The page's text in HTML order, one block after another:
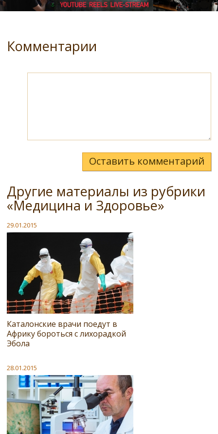
Комментарии
Оставить комментарий
Другие материалы из рубрики
«Медицина и Здоровье»
29.01.2015
Каталонские врачи поедут в
Африку бороться с лихорадкой
Эбола
28.01.2015